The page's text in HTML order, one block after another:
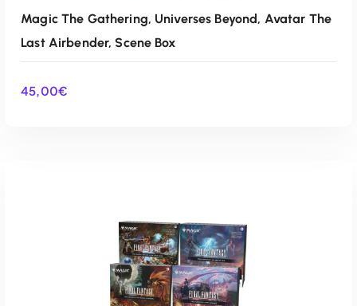
Magic The Gathering, Universes Beyond, Avatar The
Last Airbender, Scene Box
45,00€